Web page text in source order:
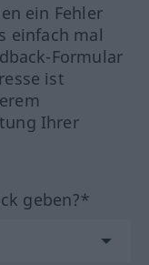
ein Fehler
einfach mal
Formular
ist
Ihrer
geben?*